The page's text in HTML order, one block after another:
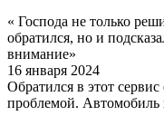
« Господа не только
обратился, но и
внимание»
16 января 2024
Обратился в этот
проблемой. Автомобиль